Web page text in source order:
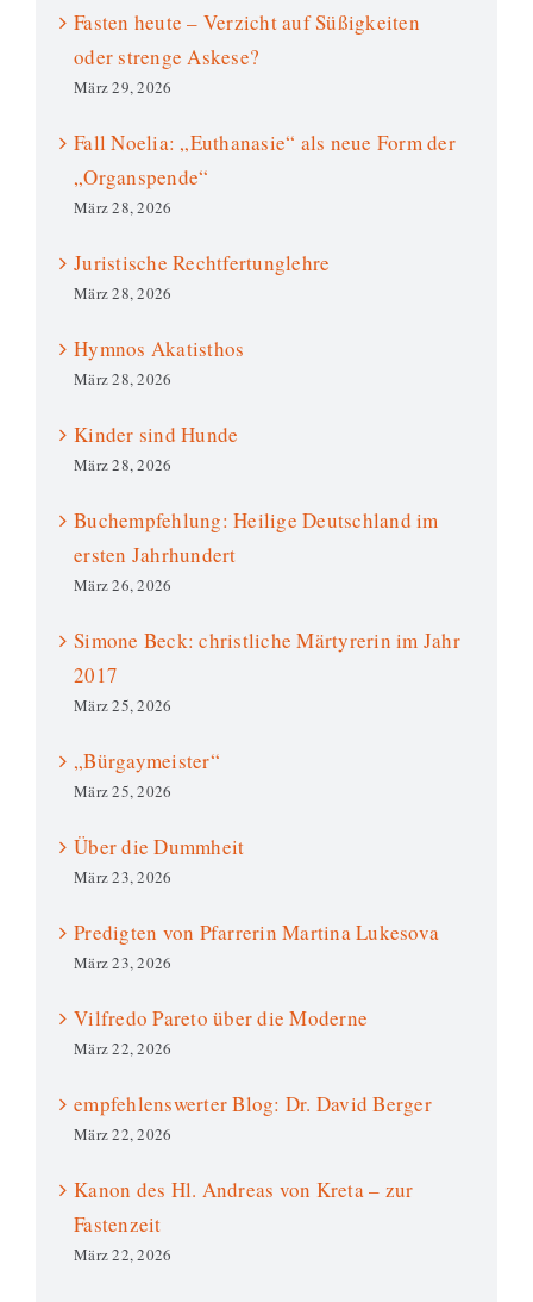
Fasten heute – Verzicht auf Süßigkeiten
oder strenge Askese?
März 29, 2026
Fall Noelia: „Euthanasie“ als neue Form der
„Organspende“
März 28, 2026
Juristische Rechtfertunglehre
März 28, 2026
Hymnos Akatisthos
März 28, 2026
Kinder sind Hunde
März 28, 2026
Buchempfehlung: Heilige Deutschland im
ersten Jahrhundert
März 26, 2026
Simone Beck: christliche Märtyrerin im Jahr
2017
März 25, 2026
„Bürgaymeister“
März 25, 2026
Über die Dummheit
März 23, 2026
Predigten von Pfarrerin Martina Lukesova
März 23, 2026
Vilfredo Pareto über die Moderne
März 22, 2026
empfehlenswerter Blog: Dr. David Berger
März 22, 2026
Kanon des Hl. Andreas von Kreta – zur
Fastenzeit
März 22, 2026